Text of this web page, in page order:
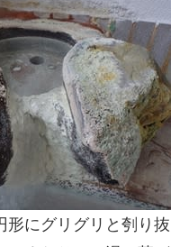
形にグリグリと刳り